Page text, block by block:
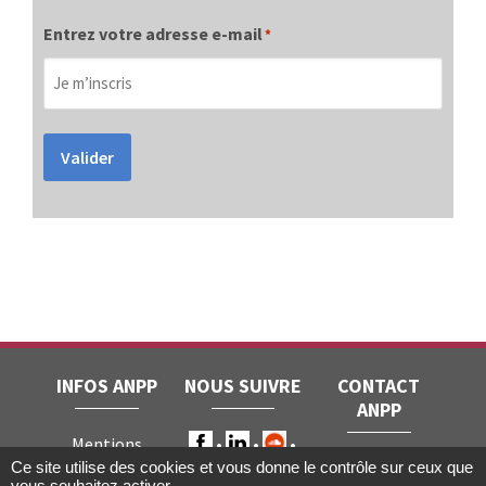
Entrez votre adresse e-mail*
Valider
INFOS ANPP
Mentions
légales RGPD
NOUS SUIVRE
CONTACT
ANPP
ANPP • 22, rue
Ce site utilise des cookies et vous donne le contrôle sur ceux que